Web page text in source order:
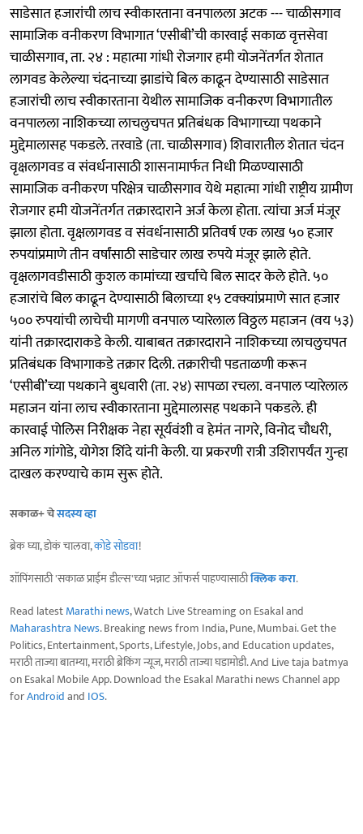
साडेसात हजारांची लाच स्वीकारताना वनपालला अटक --- चाळीसगाव
सामाजिक वनीकरण विभागात ‘एसीबी’ची कारवाई सकाळ वृत्तसेवा
चाळीसगाव, ता. २४ : महात्मा गांधी रोजगार हमी योजनेंतर्गत शेतात
लागवड केलेल्या चंदनाच्या झाडांचे बिल काढून देण्यासाठी साडेसात
हजारांची लाच स्वीकारताना येथील सामाजिक वनीकरण विभागातील
वनपालला नाशिकच्या लाचलुचपत प्रतिबंधक विभागाच्या पथकाने
मुद्देमालासह पकडले. तरवाडे (ता. चाळीसगाव) शिवारातील शेतात चंदन
वृक्षलागवड व संवर्धनासाठी शासनामार्फत निधी मिळण्यासाठी
सामाजिक वनीकरण परिक्षेत्र चाळीसगाव येथे महात्मा गांधी राष्ट्रीय ग्रामीण
रोजगार हमी योजनेंतर्गत तक्रारदाराने अर्ज केला होता. त्यांचा अर्ज मंजूर
झाला होता. वृक्षलागवड व संवर्धनासाठी प्रतिवर्ष एक लाख ५० हजार
रुपयांप्रमाणे तीन वर्षांसाठी साडेचार लाख रुपये मंजूर झाले होते.
वृक्षलागवडीसाठी कुशल कामांच्या खर्चाचे बिल सादर केले होते. ५०
हजारांचे बिल काढून देण्यासाठी बिलाच्या १५ टक्क्यांप्रमाणे सात हजार
५०० रुपयांची लाचेची मागणी वनपाल प्यारेलाल विठ्ठल महाजन (वय ५३)
यांनी तक्रारदाराकडे केली. याबाबत तक्रारदाराने नाशिकच्या लाचलुचपत
प्रतिबंधक विभागाकडे तक्रार दिली. तक्रारीची पडताळणी करून
‘एसीबी’च्या पथकाने बुधवारी (ता. २४) सापळा रचला. वनपाल प्यारेलाल
महाजन यांना लाच स्वीकारताना मुद्देमालासह पथकाने पकडले. ही
कारवाई पोलिस निरीक्षक नेहा सूर्यवंशी व हेमंत नागरे, विनोद चौधरी,
अनिल गांगोडे, योगेश शिंदे यांनी केली. या प्रकरणी रात्री उशिरापर्यंत गुन्हा
दाखल करण्याचे काम सुरू होते.
सकाळ+ चेसदस्य व्हा
ब्रेक घ्या, डोकं चालवा,कोडे सोडवा!
शॉपिंगसाठी 'सकाळ प्राईम डील्स'च्या भन्नाट ऑफर्स पाहण्यासाठीक्लिक करा.
Read latestMarathi news, Watch Live Streaming on Esakal and
Maharashtra News. Breaking news from India, Pune, Mumbai. Get the
Politics, Entertainment, Sports, Lifestyle, Jobs, and Education updates,
मराठी ताज्या बातम्या, मराठी ब्रेकिंग न्यूज, मराठी ताज्या घडामोडी. And Live taja batmya
on Esakal Mobile App. Download the Esakal Marathi news Channel app
forAndroidand IOS.